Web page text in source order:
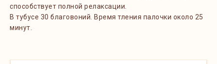
способствует полной релаксации.
В тубусе 30 благовоний . Время тления палочки около 25
минут